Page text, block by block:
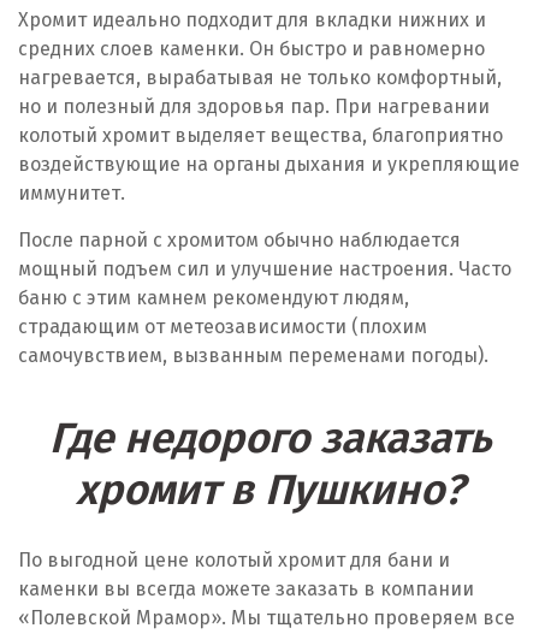
Хромит идеально подходит для вкладки нижних и
средних слоев каменки. Он быстро и равномерно
нагревается, вырабатывая не только комфортный,
но и полезный для здоровья пар. При нагревании
колотый хромит выделяет вещества, благоприятно
воздействующие на органы дыхания и укрепляющие
иммунитет.
После парной с хромитом обычно наблюдается
мощный подъем сил и улучшение настроения. Часто
баню с этим камнем рекомендуют людям,
страдающим от метеозависимости (плохим
самочувствием, вызванным переменами погоды).
Где недорого заказать
хромит в Пушкино?
По выгодной цене колотый хромит для бани и
каменки вы всегда можете заказать в компании
«Полевской Мрамор». Мы тщательно проверяем все